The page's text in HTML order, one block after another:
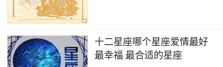
十二星座哪个星座爱情最好
最幸福 最合适的星座